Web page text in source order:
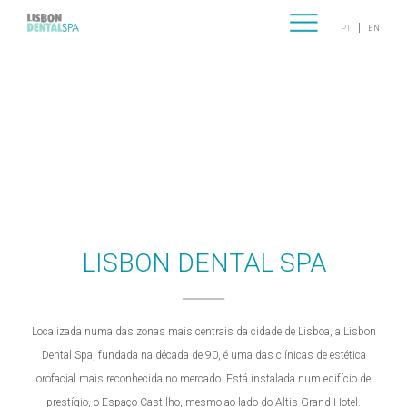
PT EN
PROTOCOLOS
CASOS CLÍNICOS
CONTACTOS
LISBON DENTAL SPA
Localizada numa das zonas mais centrais da cidade de Lisboa, a Lisbon
Dental Spa, fundada na década de 90, é uma das clínicas de estética
orofacial mais reconhecida no mercado. Está instalada num edifício de
prestígio, o Espaço Castilho, mesmo ao lado do Altis Grand Hotel.